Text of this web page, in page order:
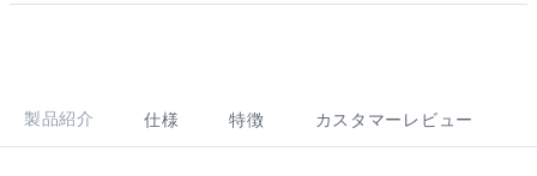
製品紹介 仕様 特徴 カスタマーレビュー